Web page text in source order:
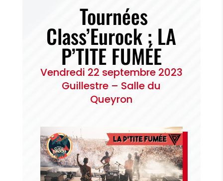
Tournées
Class’Eurock : LA
P’TITE FUMÉE
Vendredi 22 septembre 2023
Guillestre – Salle du
Queyron